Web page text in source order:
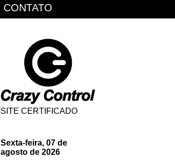
CONTATO
SITE CERTIFICADO
Sexta-feira, 07 de
agosto de 2026